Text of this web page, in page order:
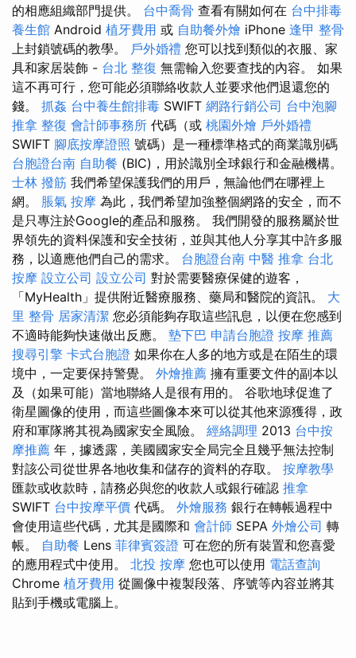
的相應組織部門提供。 台中喬骨 查看有關如何在 台中排毒
養生館 Android 植牙費用 或 自助餐外燴 iPhone 逢甲 整骨
上封鎖號碼的教學。 戶外婚禮 您可以找到類似的衣服、家
具和家居裝飾 - 台北 整復 無需輸入您要查找的內容。 如果
這不再可行，您可能必須聯絡收款人並要求他們退還您的
錢。 抓姦 台中養生館排毒 SWIFT 網路行銷公司 台中泡腳
推拿 整復 會計師事務所 代碼（或 桃園外燴 戶外婚禮
SWIFT 腳底按摩證照 號碼）是一種標準格式的商業識別碼
台胞證台南 自助餐 (BIC)，用於識別全球銀行和金融機構。
士林 撥筋 我們希望保護我們的用戶，無論他們在哪裡上
網。 脹氣 按摩 為此，我們希望加強整個網路的安全，而不
是只專注於Google的產品和服務。 我們開發的服務屬於世
界領先的資料保護和安全技術，並與其他人分享其中許多服
務，以適應他們自己的需求。 台胞證台南 中醫 推拿 台北
按摩 設立公司 設立公司 對於需要醫療保健的遊客，
「MyHealth」提供附近醫療服務、藥局和醫院的資訊。 大
里 整骨 居家清潔 您必須能夠存取這些訊息，以便在您感到
不適時能夠快速做出反應。 墊下巴 申請台胞證 按摩 推薦
搜尋引擎 卡式台胞證 如果你在人多的地方或是在陌生的環
境中，一定要保持警覺。 外燴推薦 擁有重要文件的副本以
及（如果可能）當地聯絡人是很有用的。 谷歌地球促進了
衛星圖像的使用，而這些圖像本來可以從其他來源獲得，政
府和軍隊將其視為國家安全風險。 經絡調理 2013 台中按
摩推薦 年，據透露，美國國家安全局完全且幾乎無法控制
對該公司從世界各地收集和儲存的資料的存取。 按摩教學
匯款或收款時，請務必與您的收款人或銀行確認 推拿
SWIFT 台中按摩平價 代碼。 外燴服務 銀行在轉帳過程中
會使用這些代碼，尤其是國際和 會計師 SEPA 外燴公司 轉
帳。 自助餐 Lens 菲律賓簽證 可在您的所有裝置和您喜愛
的應用程式中使用。 北投 按摩 您也可以使用 電話查詢
Chrome 植牙費用 從圖像中複製段落、序號等內容並將其
貼到手機或電腦上。